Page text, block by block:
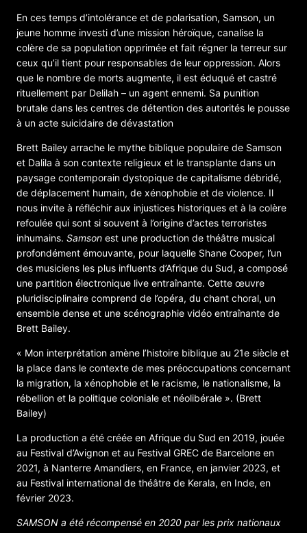
En ces temps d’intolérance et de polarisation, Samson, un
jeune homme investi d’une mission héroïque, canalise la
colère de sa population opprimée et fait régner la terreur sur
ceux qu’il tient pour responsables de leur oppression. Alors
que le nombre de morts augmente, il est éduqué et castré
rituellement par Delilah – un agent ennemi. Sa punition
brutale dans les centres de détention des autorités le pousse
à un acte suicidaire de dévastation
Brett Bailey arrache le mythe biblique populaire de Samson
et Dalila à son contexte religieux et le transplante dans un
paysage contemporain dystopique de capitalisme débridé,
de déplacement humain, de xénophobie et de violence. Il
nous invite à réfléchir aux injustices historiques et à la colère
refoulée qui sont si souvent à l’origine d’actes terroristes
inhumains. Samson est une production de théâtre musical
profondément émouvante, pour laquelle Shane Cooper, l’un
des musiciens les plus influents d’Afrique du Sud, a composé
une partition électronique live entraînante. Cette œuvre
pluridisciplinaire comprend de l’opéra, du chant choral, un
ensemble dense et une scénographie vidéo entraînante de
Brett Bailey.
« Mon interprétation amène l’histoire biblique au 21e siècle et
la place dans le contexte de mes préoccupations concernant
la migration, la xénophobie et le racisme, le nationalisme, la
rébellion et la politique coloniale et néolibérale ». (Brett
Bailey)
La production a été créée en Afrique du Sud en 2019, jouée
au Festival d’Avignon et au Festival GREC de Barcelone en
2021, à Nanterre Amandiers, en France, en janvier 2023, et
au Festival international de théâtre de Kerala, en Inde, en
février 2023.
SAMSON a été récompensé en 2020 par les prix nationaux